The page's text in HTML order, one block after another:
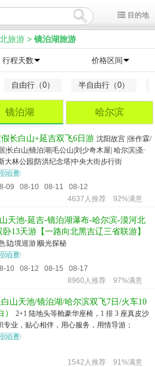
目的地
旅游 > 镜泊湖旅游
行程天数 价格区间
自由行（0） 半自由行（0）
镜泊湖 哈尔滨
长白山+延吉双飞6日游 沈阳故宫 |张作霖/
|长白山|镜泊湖|毛公山|刘少奇木屋| 哈尔滨|圣·
大林公园|防洪纪念塔|中央大街步行街
0自费
09 08-10 08-11 08-12
4637人推荐 92%满意
天池-延吉-镜泊湖瀑布-哈尔滨-漠河北
13天游【一路向北黑吉辽三省联游】
∣边境巡游∣极光探秘
0自费
10 08-12 08-15 08-17
8960人推荐 97%满意
山天池/镜泊湖/哈尔滨双飞7日/火车10
2+1 陆地头等舱豪华座椅，1 排 3 座真皮沙
专业，贴心相伴，用心服务，用情导游；
0自费
1542人推荐 91%满意